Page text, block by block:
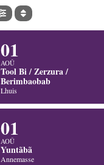
01
AOÛ
Tool Bi / Zerzura /
Berimbaobab
Lhuis
01
AOÛ
Yuntãbã
Annemasse